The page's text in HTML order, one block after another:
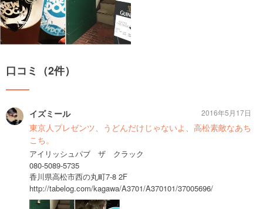
口コミ（2件）
イズミール
東京人プレゼンツ、うどんだけじゃないよ、高松素敵なあち
こち。
アイリッシュパブ ザ クラック
080-5089-5735
香川県高松市西の丸町7-8 2F
http://tabelog.com/kagawa/A3701/A370101/37005696/
2016年5月17日